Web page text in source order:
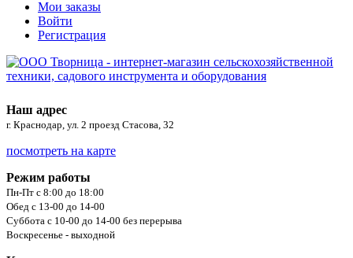
Мои заказы
Войти
Регистрация
Наш адрес
г. Краснодар, ул. 2 проезд Стасова, 32
посмотреть на карте
Режим работы
Пн-Пт с 8:00 до 18:00
Обед с 13-00 до 14-00
Суббота с 10-00 до 14-00 без перерыва
Воскресенье - выходной